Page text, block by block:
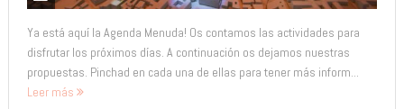
Ya está aquí la Agenda Menuda! Os contamos las actividades para
disfrutar los próximos días. A continuación os dejamos nuestras
propuestas. Pinchad en cada una de ellas para tener más inform...
Leer más